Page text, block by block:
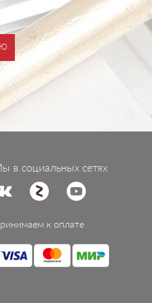
в социальных сетях
к оплате